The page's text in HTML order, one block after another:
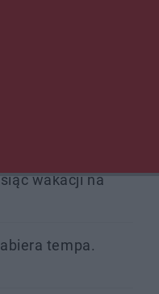
wakacji na
tempa.